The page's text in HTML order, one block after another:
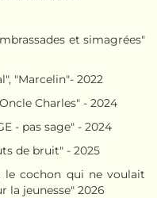
et simagrées"
"Marcelin"- 2022
Charles" - 2024
- pas sage" - 2024
de bruit" - 2025
le cochon qui ne voulait
la jeunesse" 2026